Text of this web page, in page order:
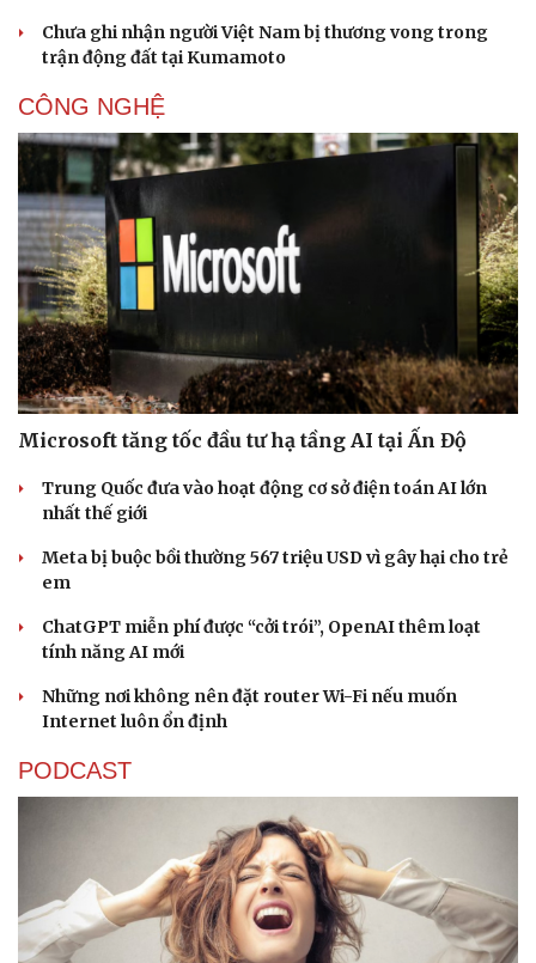
Dinh dưỡng - món ngon
Cây thuốc
Nhi khoa
Nam khoa
Làm đẹp - giảm cân
Phòng mạch online
Nhà đẹp
Tình yêu - Gia đình
Chưa ghi nhận người Việt Nam bị thương vong trong
trận động đất tại Kumamoto
CÔNG NGHỆ
Microsoft tăng tốc đầu tư hạ tầng AI tại Ấn Độ
Trung Quốc đưa vào hoạt động cơ sở điện toán AI lớn
nhất thế giới
Meta bị buộc bồi thường 567 triệu USD vì gây hại cho trẻ
em
ChatGPT miễn phí được “cởi trói”, OpenAI thêm loạt
tính năng AI mới
Những nơi không nên đặt router Wi-Fi nếu muốn
Internet luôn ổn định
PODCAST